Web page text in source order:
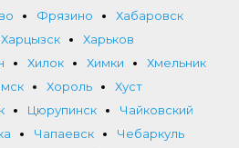
Фрязино
Хабаровск
Харцызск
Харьков
Хилок Химки
Хмельник
Хороль
Хуст
Цюрупинск
Чайковский
Чапаевск
Чебаркуль